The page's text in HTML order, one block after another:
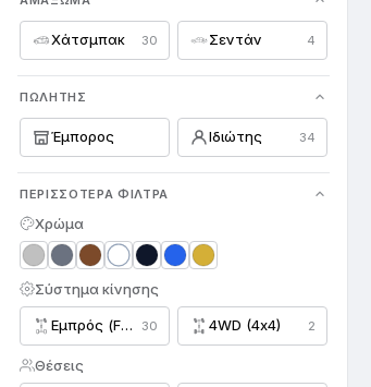
MG
Mini
Mitsubishi 119
Nissan 406
Opel
Peugeot
Porsche
Proton
Renault
Χάτσμπακ 30 Σεντάν 4
ΠΩΛΗΤΉΣ
Έμπορος Ιδιώτης 34
ΠΕΡΙΣΣΌΤΕΡΑ ΦΊΛΤΡΑ
Χρώμα
Σύστημα κίνησης
Εμπρός (FWD) 30 4WD (4x4) 2
Θέσεις